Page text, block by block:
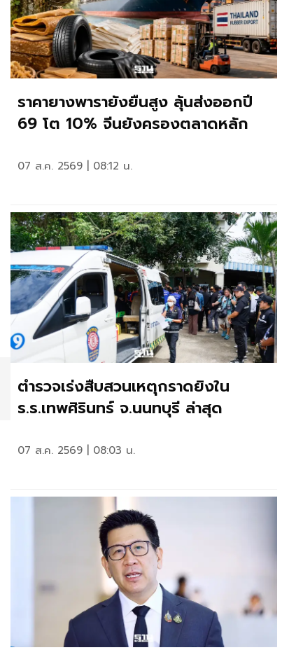
ราคายางพารายังยืนสูง ลุ้นส่งออกปี
69 โต 10% จีนยังครองตลาดหลัก
07 ส.ค. 2569 | 08:12 น.
ตำรวจเร่งสืบสวนเหตุกราดยิงใน
ร.ร.เทพศิรินทร์ จ.นนทบุรี ล่าสุด
07 ส.ค. 2569 | 08:03 น.